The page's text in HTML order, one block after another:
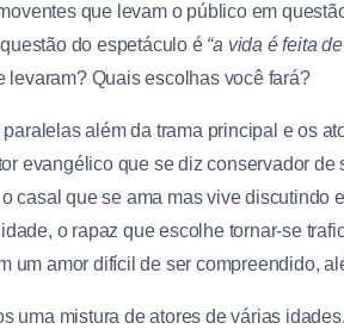
que levam o público em
do espetáculo é “a vida é feita
levaram? Quais escolhas você fará?
além da trama principal e os
evangélico que se diz conservador de
casal que se ama mas vive discutindo
o rapaz que escolhe tornar-se
um amor difícil de ser compreendido,
uma mistura de atores de várias